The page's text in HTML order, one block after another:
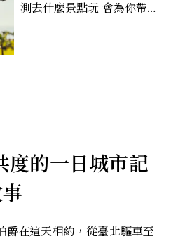
測去什麼景點玩 會為你帶來
的一日城市記
爵在這天相約，從臺北驅車至